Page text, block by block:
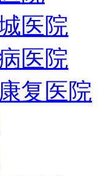
医院
医院
复医院